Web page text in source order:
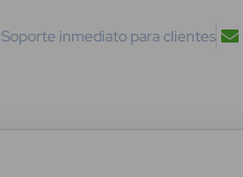
Soporte inmediato para clientes